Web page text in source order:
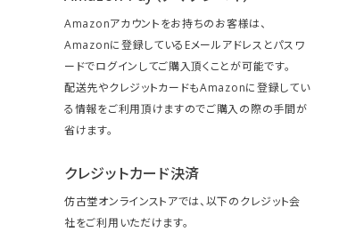
Amazonアカウントをお持ちのお客様は、
Amazonに登録しているEメールアドレスとパスワ
ードでログインしてご購入頂くことが可能です。
配送先やクレジットカードもAmazonに登録してい
る情報をご利用頂けますのでご購入の際の手間が
省けます。
クレジットカード決済
仿古堂オンラインストアでは、以下のクレジット会
社をご利用いただけます。